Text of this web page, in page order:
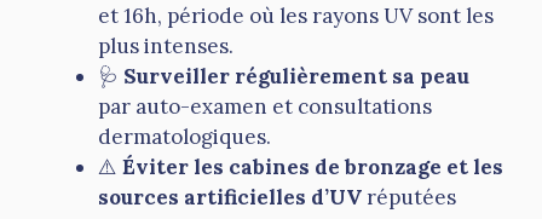
et 16h, période où les rayons UV sont les
plus intenses.
🩺 Surveiller régulièrement sa peau
par auto-examen et consultations
dermatologiques.
⚠️ Éviter les cabines de bronzage et les
sources artificielles d’UV réputées